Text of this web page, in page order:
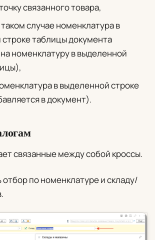
связанного товара,
случае номенклатура в
таблицы документа
номенклатуру в выделенной
в выделенной строке
в документ).
связанные между собой кроссы.
по номенклатуре и складу/